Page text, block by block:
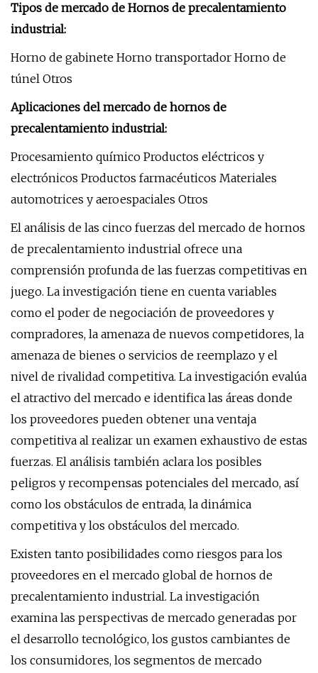
Tipos de mercado de Hornos de precalentamiento
industrial:
Horno de gabinete Horno transportador Horno de
túnel Otros
Aplicaciones del mercado de hornos de
precalentamiento industrial:
Procesamiento químico Productos eléctricos y
electrónicos Productos farmacéuticos Materiales
automotrices y aeroespaciales Otros
El análisis de las cinco fuerzas del mercado de hornos
de precalentamiento industrial ofrece una
comprensión profunda de las fuerzas competitivas en
juego. La investigación tiene en cuenta variables
como el poder de negociación de proveedores y
compradores, la amenaza de nuevos competidores, la
amenaza de bienes o servicios de reemplazo y el
nivel de rivalidad competitiva. La investigación evalúa
el atractivo del mercado e identifica las áreas donde
los proveedores pueden obtener una ventaja
competitiva al realizar un examen exhaustivo de estas
fuerzas. El análisis también aclara los posibles
peligros y recompensas potenciales del mercado, así
como los obstáculos de entrada, la dinámica
competitiva y los obstáculos del mercado.
Existen tanto posibilidades como riesgos para los
proveedores en el mercado global de hornos de
precalentamiento industrial. La investigación
examina las perspectivas de mercado generadas por
el desarrollo tecnológico, los gustos cambiantes de
los consumidores, los segmentos de mercado